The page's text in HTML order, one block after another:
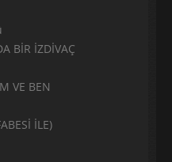
BİR İZDİVAÇ
VE BEN
İLE)